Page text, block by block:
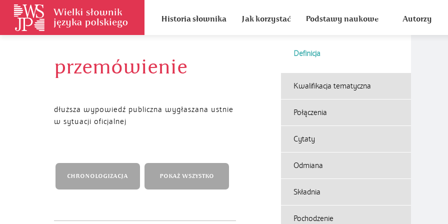
Historia słownika Jak korzystać Podstawy naukowe Autorzy
przemówienie
Definicja
dłuższa wypowiedź publiczna wygłaszana ustnie
w sytuacji oficjalnej
Kwalifikacja tematyczna
Połączenia
Cytaty
Odmiana
Składnia
Pochodzenie
CHRONOLOGIZACJA POKAŻ WSZYSTKO